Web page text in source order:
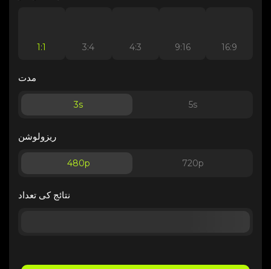
1:1 3:4 4:3 9:16 16:9
مدت
3s 5s
ریزولوشن
480p 720p
نتائج کی تعداد